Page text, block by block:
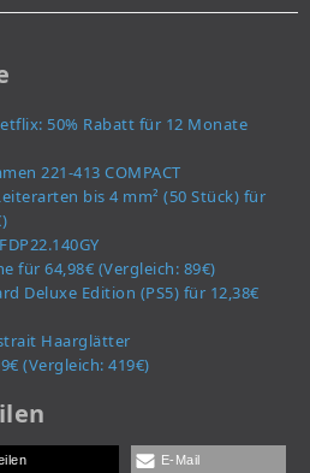
50% Rabatt für 12 Monate
221-413 COMPACT
bis 4 mm² (50 Stück) für
für 64,98€ (Vergleich: 89€)
Deluxe Edition (PS5) für 12,38€
Haarglätter
(Vergleich: 419€)
E-Mail